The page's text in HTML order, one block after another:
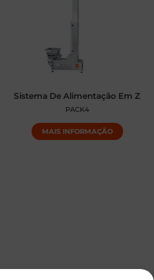
Sistema De Alimentação Em Z
PACK4
MAIS INFORMAÇÃO